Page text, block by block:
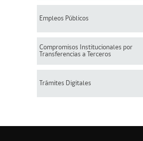
Empleos Públicos
Compromisos Institucionales por
Transferencias a Terceros
Trámites Digitales